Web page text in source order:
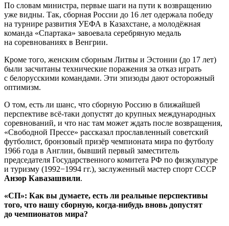
По словам министра, первые шаги на пути к возвращению
уже видны. Так, сборная России до 16 лет одержала победу
на турнире развития УЕФА в Казахстане, а молодёжная
команда «Спартака» завоевала серебряную медаль
на соревнованиях в Венгрии.
Кроме того, женским сборным Литвы и Эстонии (до 17 лет)
были засчитаны технические поражения за отказ играть
с белорусскими командами. Эти эпизоды дают осторожный
оптимизм.
О том, есть ли шанс, что сборную Россию в ближайшей
перспективе всё-таки допустят до крупных международных
соревнований, и что нас там может ждать после возвращения,
«Свободной Прессе» рассказал прославленный советский
футболист, бронзовый призёр чемпионата мира по футболу
1966 года в Англии, бывший первый заместитель
председателя Государственного комитета РФ по физкультуре
и туризму (1992−1994 гг.), заслуженный мастер спорт СССР
Анзор Кавазашвили.
«СП»: Как вы думаете, есть ли реальные перспективы
того, что нашу сборную, когда‑нибудь вновь допустят
до чемпионатов мира?